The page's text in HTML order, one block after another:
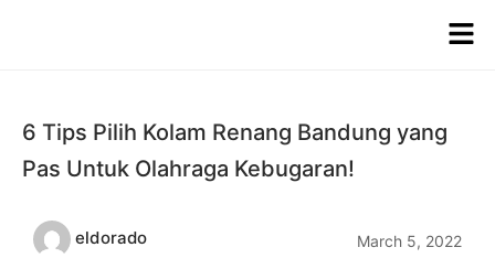
6 Tips Pilih Kolam Renang Bandung yang
Pas Untuk Olahraga Kebugaran!
eldorado March 5, 2022